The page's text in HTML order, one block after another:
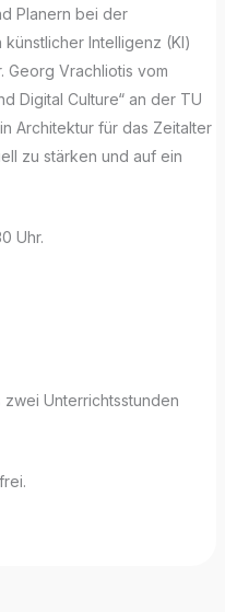
Planern bei der
Intelligenz (KI)
Georg Vrachliotis vom
Digital Culture“ an der TU
Architektur für das Zeitalter
zu stärken und auf ein
Uhr.
Unterrichtsstunden